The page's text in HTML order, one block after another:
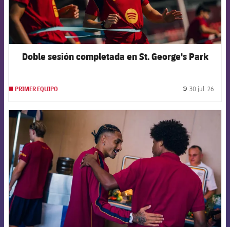
Doble sesión completada en St. George's Park
PRIMER EQUIPO 30 jul. 26